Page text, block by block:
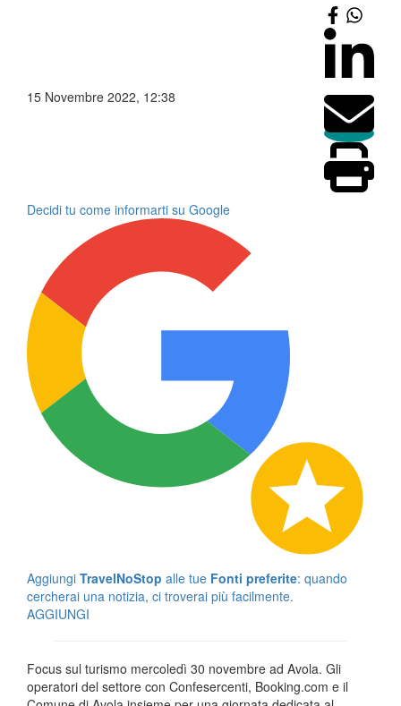
15 Novembre 2022, 12:38
Decidi tu come informarti su Google
Aggiungi TravelNoStop alle tue Fonti preferite: quando
cercherai una notizia, ci troverai più facilmente.
AGGIUNGI
Focus sul turismo mercoledì 30 novembre ad Avola. Gli
operatori del settore con Confesercenti, Booking.com e il